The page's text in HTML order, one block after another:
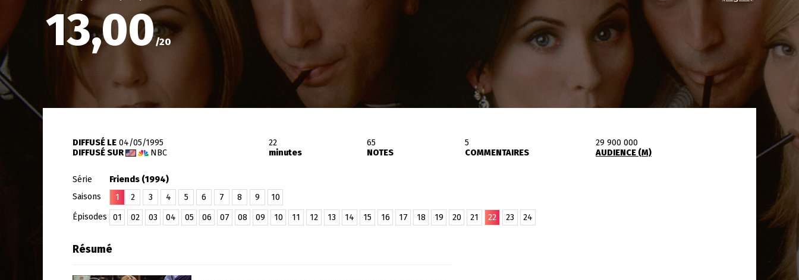
13,00/20
DIFFUSÉ LE 04/05/1995
DIFFUSÉ SUR
NBC
22
minutes
65
NOTES
5
COMMENTAIRES
29 900 000
AUDIENCE (M)
Série
Friends (1994)
Saisons
1 2 3 4 5 6 7 8 9
10
Épisodes
01 02 03 04 05 06 07 08 09 10 11 12 13 14 15 16 17 18 19 20 21 22 23 24
Résumé